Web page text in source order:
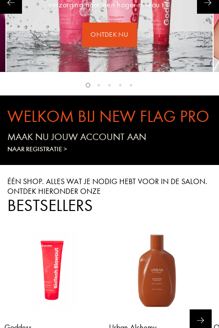
verzorging naar een hoger niveau tilt.
ONTDEK NU
WELKOM BIJ NEW FLAG PRO
MAAK NU JOUW ACCOUNT AAN
NAAR REGISTRATIE >
ÉÉN SHOP. ALLES WAT JE NODIG HEBT VOOR IN DE SALON.
ONTDEK HIERONDER ONZE
BESTSELLERS